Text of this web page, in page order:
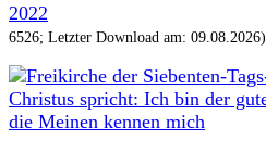
6526; Letzter Download am: 09.08.2026)